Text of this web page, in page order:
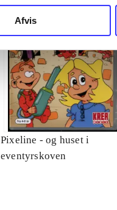
Afvis
Pixeline - og huset i
eventyrskoven